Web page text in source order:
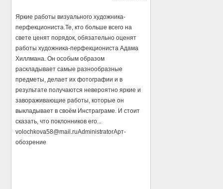
Яркие работы визуального художника-
перфекциониста.Те, кто больше всего на
свете ценят порядок, обязательно оценят
работы художника-перфекциониста Адама
Хиллмана. Он особым образом
раскладывает самые разнообразные
предметы, делает их фотографии и в
результате получаются невероятно яркие и
завораживающие работы, которые он
выкладывает в своём Инстраграме. И стоит
сказать, что поклонников его...
volochkova58@mail.ruAdministratorАрт-
обозрение